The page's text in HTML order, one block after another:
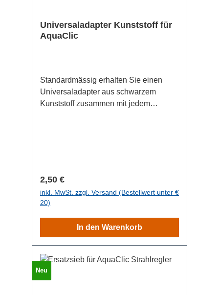
Universaladapter Kunststoff für
AquaClic
Standardmässig erhalten Sie einen
Universaladapter aus schwarzem
Kunststoff zusammen mit jedem
Regulärer Preis:
2,50 €
inkl. MwSt. zzgl. Versand (Bestellwert unter €
20)
In den Warenkorb
Neu